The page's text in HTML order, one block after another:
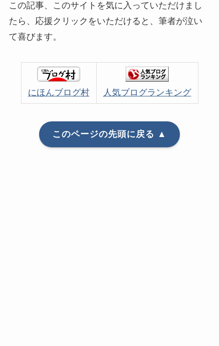
この記事、このサイトを気に入っていただけまし
たら、応援クリックをいただけると、筆者が泣い
て喜びます。
にほんブログ村 人気ブログランキング
このページの先頭に戻る ▲